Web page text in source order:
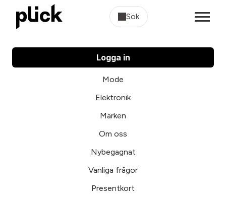
Sök
Logga in
Mode
Elektronik
Märken
Om oss
Nybegagnat
Vanliga frågor
Presentkort